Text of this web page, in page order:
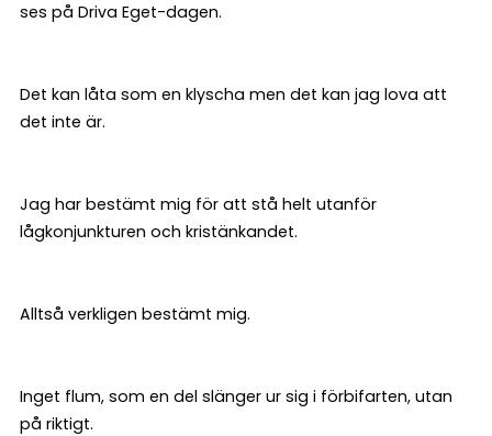
ses på Driva Eget-dagen.
Det kan låta som en klyscha men det kan jag lova att
det inte är.
Jag har bestämt mig för att stå helt utanför
lågkonjunkturen och kristänkandet.
Alltså verkligen bestämt mig.
Inget flum, som en del slänger ur sig i förbifarten, utan
på riktigt.